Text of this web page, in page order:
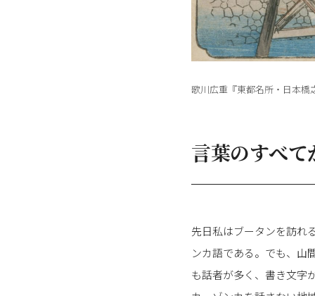
歌川広重『東都名所・日本
言葉のすべ
先日私はブータンを訪れ
ンカ語である。でも、山
も話者が多く、書き文字